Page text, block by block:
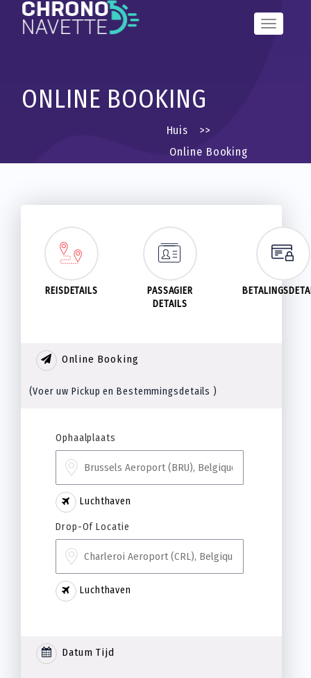
Toggle
ONLINE BOOKING
Huis
>>
Online Booking
REISDETAILS
PASSAGIER
DETAILS
Online Booking
(Voer uw Pickup en Bestemmingsdetails )
Ophaalplaats
Luchthaven
Drop-Of Locatie
Luchthaven
Datum Tijd